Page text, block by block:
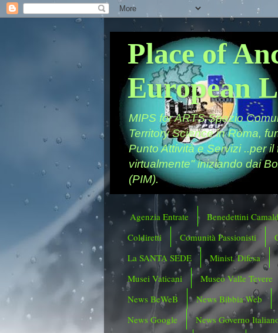
Place of
European
MIPS for ARTS Spazio
Territory Science in Roma,
Punto Attività e Servizi ..per
virtualmente" iniziando dai
(PIM).
Agenzia Entrate Benedettini
Coldiretti
Comunità Passionisti
La SANTA SEDE
Minist. Difesa
Musei Vaticani
Museo Valle Tevere
News BeWeB
News Bibbia Web
News Google
News Governo